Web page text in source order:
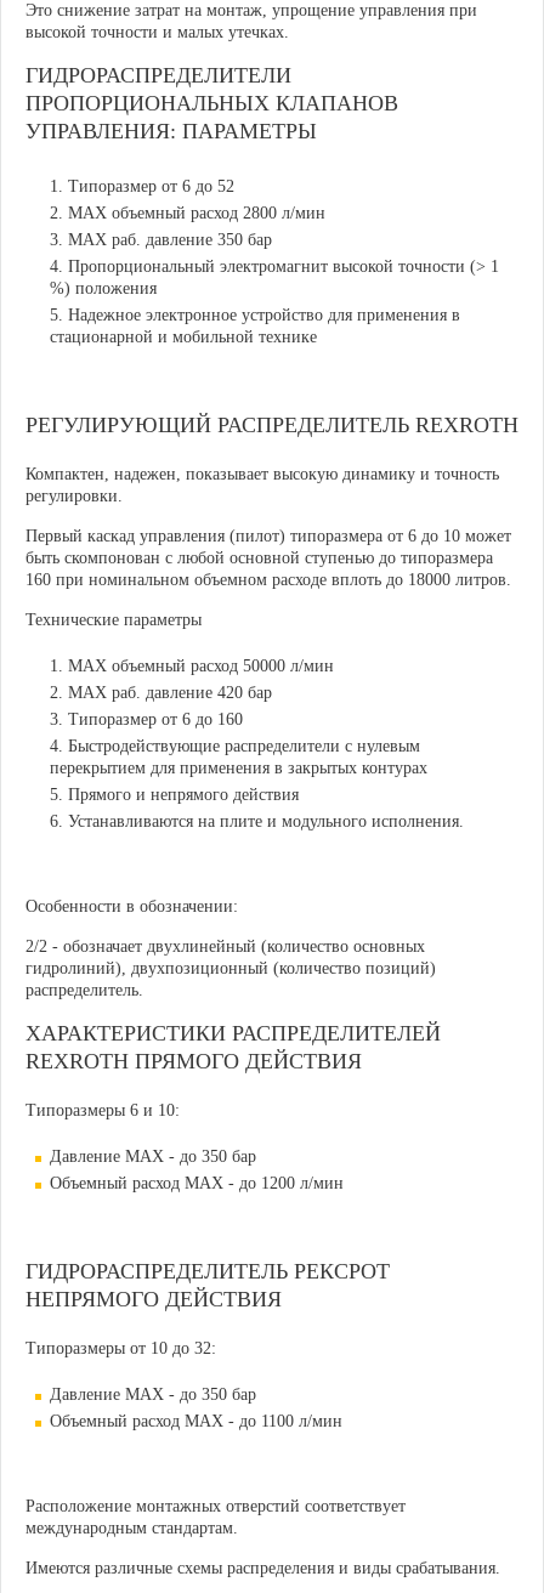
Это снижение затрат на монтаж, упрощение управления при
высокой точности и малых утечках.
ГИДРОРАСПРЕДЕЛИТЕЛИ
ПРОПОРЦИОНАЛЬНЫХ КЛАПАНОВ
УПРАВЛЕНИЯ: ПАРАМЕТРЫ
Типоразмер от 6 до 52
MAX объемный расход 2800 л/мин
MAX раб. давление 350 бар
Пропорциональный электромагнит высокой точности (> 1
%) положения
Надежное электронное устройство для применения в
стационарной и мобильной технике
РЕГУЛИРУЮЩИЙ РАСПРЕДЕЛИТЕЛЬ REXROTH
Компактен, надежен, показывает высокую динамику и точность
регулировки.
Первый каскад управления (пилот) типоразмера от 6 до 10 может
быть скомпонован с любой основной ступенью до типоразмера
160 при номинальном объемном расходе вплоть до 18000 литров.
Технические параметры
MAX объемный расход 50000 л/мин
MAX раб. давление 420 бар
Типоразмер от 6 до 160
Быстродействующие распределители с нулевым
перекрытием для применения в закрытых контурах
Прямого и непрямого действия
Устанавливаются на плите и модульного исполнения.
Особенности в обозначении:
2/2 - обозначает двухлинейный (количество основных
гидролиний), двухпозиционный (количество позиций)
распределитель.
ХАРАКТЕРИСТИКИ РАСПРЕДЕЛИТЕЛЕЙ
REXROTH ПРЯМОГО ДЕЙСТВИЯ
Типоразмеры 6 и 10:
Давление MAX - до 350 бар
Объемный расход MAX - до 1200 л/мин
ГИДРОРАСПРЕДЕЛИТЕЛЬ РЕКСРОТ
НЕПРЯМОГО ДЕЙСТВИЯ
Типоразмеры от 10 до 32:
Давление MAX - до 350 бар
Объемный расход MAX - до 1100 л/мин
Расположение монтажных отверстий соответствует
международным стандартам.
Имеются различные схемы распределения и виды срабатывания.